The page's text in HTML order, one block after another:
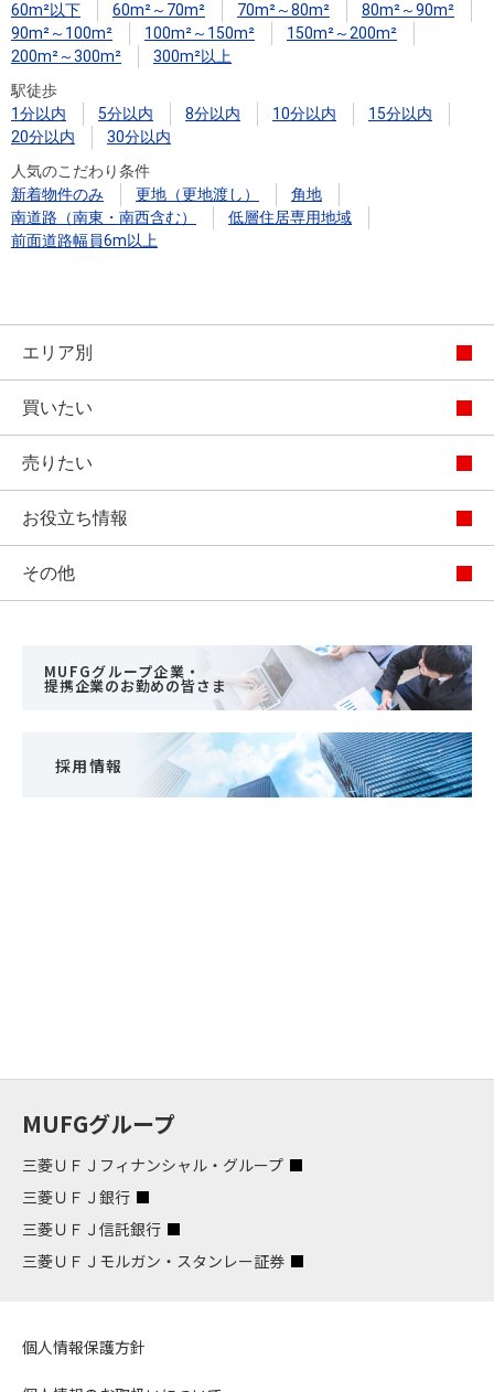
ック）
60m²以下
60m²～70m² 70m²～80m²
80m²～90m²
90m²～100m²
100m²～150m²
150m²～200m²
200m²～300m²
300m²以上
駅徒歩
1分以内
5分以内 8分以内 10分以内
15分以内
20分以内
30分以内
人気のこだわり条件
新着物件のみ
更地（更地渡し）
角地
南道路（南東・南西含む）
低層住居専用地域
前面道路幅員6m以上
エリア別
買いたい
売りたい
お役立ち情報
その他
MUFGグループ企業・
提携企業のお勤めの皆さま
採用情報
MUFGグループ
三菱ＵＦＪフィナンシャル・グループ
三菱ＵＦＪ銀行
三菱ＵＦＪ信託銀行
三菱ＵＦＪモルガン・スタンレー証券
個人情報保護方針